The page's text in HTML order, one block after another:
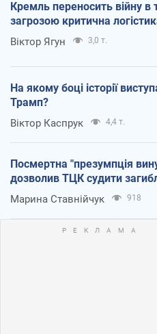
Кремль переносить війну в
загрозою критична
Віктор Ягун 3,0 т.
На якому боці історії
Трамп?
Віктор Каспрук 4,4 т.
Посмертна "презумпція
дозволив ТЦК судити
Марина Ставнійчук 918